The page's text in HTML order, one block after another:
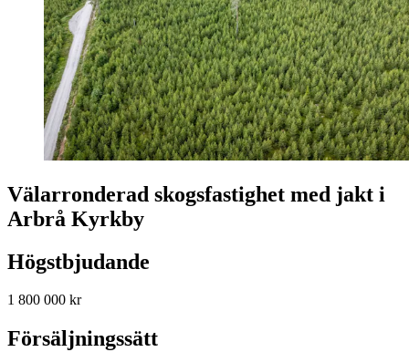
Välarronderad skogsfastighet med jakt i
Arbrå Kyrkby
Högstbjudande
1 800 000 kr
Försäljningssätt